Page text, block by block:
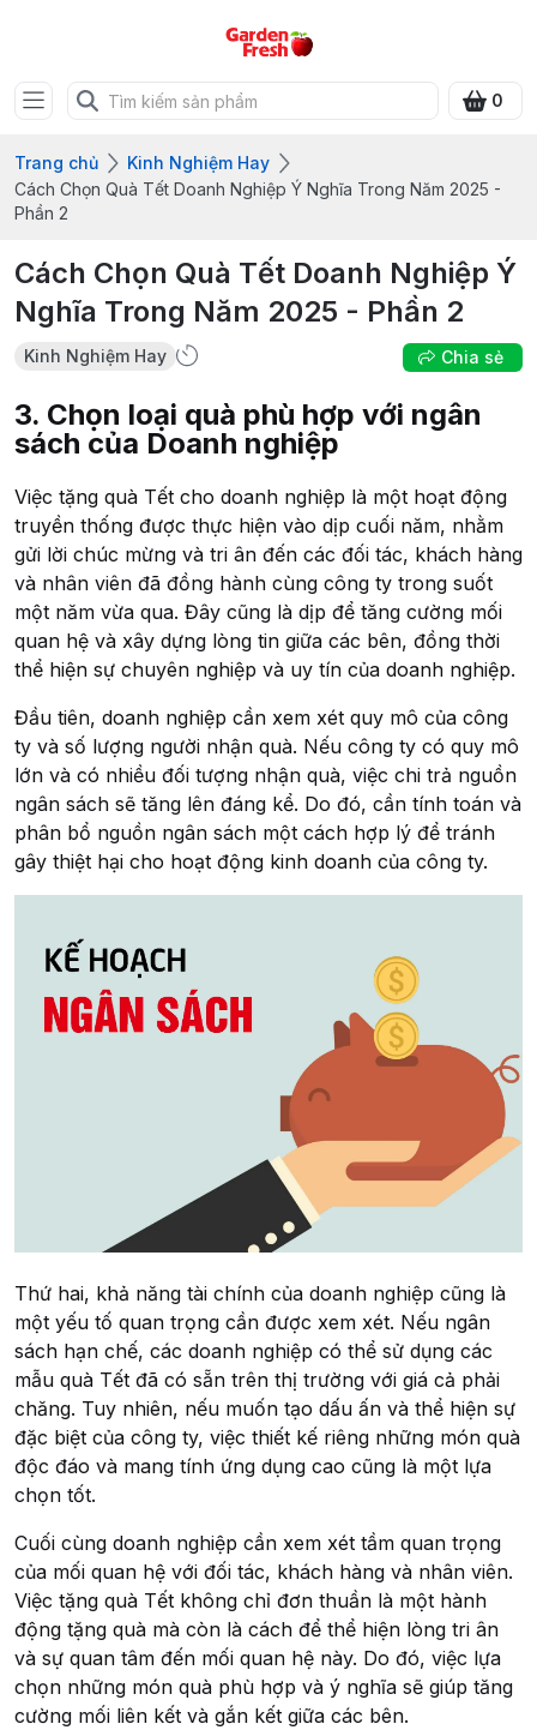
0
Trang chủ
Kinh Nghiệm Hay
Cách Chọn Quà Tết Doanh Nghiệp Ý Nghĩa Trong Năm 2025 -
Phần 2
Cách Chọn Quà Tết Doanh Nghiệp Ý
Nghĩa Trong Năm 2025 - Phần 2
Kinh Nghiệm Hay Chia sẻ
3. Chọn loại quà phù hợp với ngân
sách của Doanh nghiệp
Việc tặng quà Tết cho doanh nghiệp là một hoạt động
truyền thống được thực hiện vào dịp cuối năm, nhằm
gửi lời chúc mừng và tri ân đến các đối tác, khách hàng
và nhân viên đã đồng hành cùng công ty trong suốt
một năm vừa qua. Đây cũng là dịp để tăng cường mối
quan hệ và xây dựng lòng tin giữa các bên, đồng thời
thể hiện sự chuyên nghiệp và uy tín của doanh nghiệp.
Đầu tiên, doanh nghiệp cần xem xét quy mô của công
ty và số lượng người nhận quà. Nếu công ty có quy mô
lớn và có nhiều đối tượng nhận quà, việc chi trả nguồn
ngân sách sẽ tăng lên đáng kể. Do đó, cần tính toán và
phân bổ nguồn ngân sách một cách hợp lý để tránh
gây thiệt hại cho hoạt động kinh doanh của công ty.
Thứ hai, khả năng tài chính của doanh nghiệp cũng là
một yếu tố quan trọng cần được xem xét. Nếu ngân
sách hạn chế, các doanh nghiệp có thể sử dụng các
mẫu quà Tết đã có sẵn trên thị trường với giá cả phải
chăng. Tuy nhiên, nếu muốn tạo dấu ấn và thể hiện sự
đặc biệt của công ty, việc thiết kế riêng những món quà
độc đáo và mang tính ứng dụng cao cũng là một lựa
chọn tốt.
Cuối cùng doanh nghiệp cần xem xét tầm quan trọng
của mối quan hệ với đối tác, khách hàng và nhân viên.
Việc tặng quà Tết không chỉ đơn thuần là một hành
động tặng quà mà còn là cách để thể hiện lòng tri ân
và sự quan tâm đến mối quan hệ này. Do đó, việc lựa
chọn những món quà phù hợp và ý nghĩa sẽ giúp tăng
cường mối liên kết và gắn kết giữa các bên.